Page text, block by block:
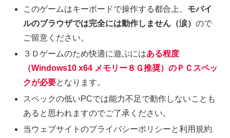
このゲームはキーボードで操作する都合上、 モバイ
ルのブラウザでは完全には動作しません（涙）ので
ご留意ください。
３Ｄゲームのため快適に遊ぶにはある程度
（Windows10 x64 メモリー８Ｇ推奨）のＰＣスペッ
クが必要となります。
スペックの低いPCでは能力不足で動作しないことも
あると思われますのでご了承ください。
当ウェブサイトのプライバシーポリシーと利用規約